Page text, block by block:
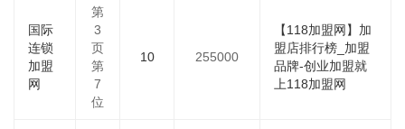
国际
连锁
加盟
网
第
3
页
第
7
位
10 255000
【118加盟网】加
盟店排行榜_加盟
品牌-创业加盟就
上118加盟网